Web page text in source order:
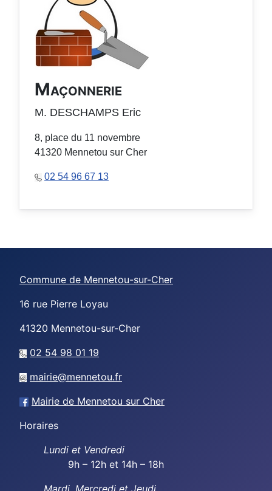
Maçonnerie
M. DESCHAMPS Eric
8, place du 11 novembre
41320 Mennetou sur Cher
02 54 96 67 13
Commune de Mennetou-sur-Cher
16 rue Pierre Loyau
41320 Mennetou-sur-Cher
02 54 98 01 19
mairie@mennetou.fr
Mairie de Mennetou sur Cher
Horaires
Lundi et Vendredi
9h – 12h et 14h – 18h
Mardi, Mercredi et Jeudi